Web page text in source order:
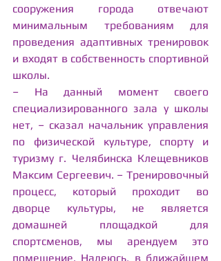
сооружения города отвечают
минимальным требованиям для
проведения адаптивных тренировок
и входят в собственность спортивной
школы.
– На данный момент своего
специализированного зала у школы
нет, – сказал начальник управления
по физической культуре, спорту и
туризму г. Челябинска Клещевников
Максим Сергеевич. – Тренировочный
процесс, который проходит во
дворце культуры, не является
домашней площадкой для
спортсменов, мы арендуем это
помещение. Надеюсь, в ближайшем